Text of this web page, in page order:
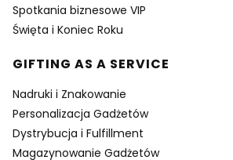
Spotkania biznesowe VIP
Święta i Koniec Roku
GIFTING AS A SERVICE
Nadruki i Znakowanie
Personalizacja Gadżetów
Dystrybucja i Fulfillment
Magazynowanie Gadżetów